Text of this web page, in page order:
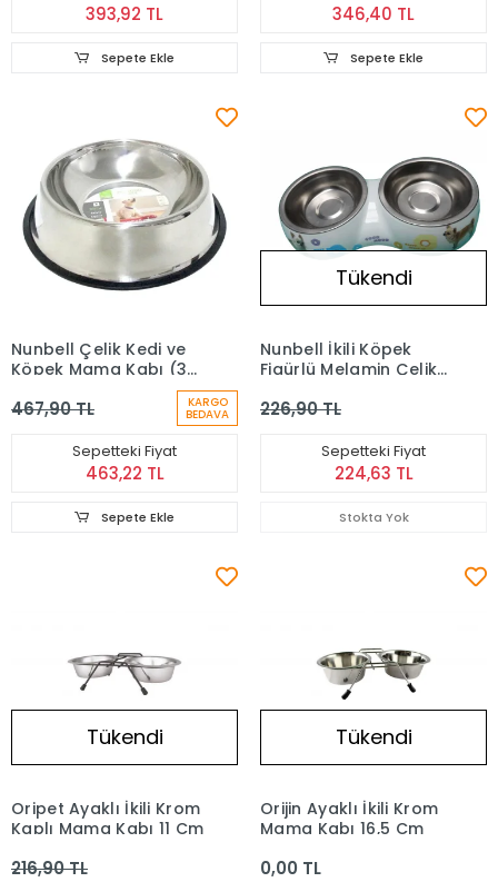
393,92 TL
Sepete Ekle
346,40 TL
Sepete Ekle
Nunbell Çelik Kedi ve
Köpek Mama Kabı (34
467,90 TL KARGO
BEDAVA
Sepetteki Fiyat
463,22 TL
Sepete Ekle
Tükendi
Nunbell İkili Köpek
Figürlü Melamin Çelik
226,90 TL
Sepetteki Fiyat
224,63 TL
Stokta Yok
Tükendi
Oripet Ayaklı İkili Krom
Kaplı Mama Kabı 11 Cm
216,90 TL
Tükendi
Orijin Ayaklı İkili Krom
Mama Kabı 16,5 Cm
0,00 TL